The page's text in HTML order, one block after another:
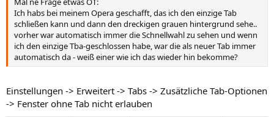
Ich habs bei meinem Opera geschafft, das ich den einzige Tab
schließen kann und dann den dreckigen grauen hintergrund sehe..
vorher war automatisch immer die Schnellwahl zu sehen und wenn
ich den einzige Tba-geschlossen habe, war die als neuer Tab immer
automatisch da - weiß einer wie ich das wieder hin bekomme?
Einstellungen -> Erweitert -> Tabs -> Zusätzliche Tab-Optionen
-> Fenster ohne Tab nicht erlauben